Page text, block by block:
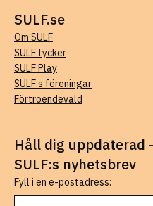
SULF.se
Om SULF
SULF tycker
SULF Play
SULF:s föreningar
Förtroendevald
Håll dig uppdaterad
SULF:s nyhetsbrev
Fyll i en e-postadress: